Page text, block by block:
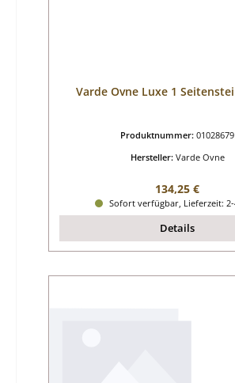
Varde Ovne Luxe 1
Produktnummer: 01028679
Hersteller: Varde Ovne
Regulärer Preis:
134,25 €
Sofort verfügbar, Lieferzeit: 2-
Details